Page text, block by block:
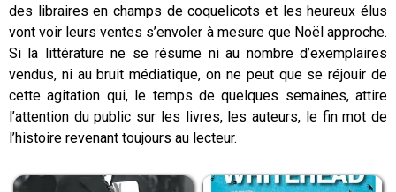
des libraires en champs de coquelicots et les heureux élus
vont voir leurs ventes s’envoler à mesure que Noël approche.
Si la littérature ne se résume ni au nombre d’exemplaires
vendus, ni au bruit médiatique, on ne peut que se réjouir de
cette agitation qui, le temps de quelques semaines, attire
l’attention du public sur les livres, les auteurs, le fin mot de
l’histoire revenant toujours au lecteur.